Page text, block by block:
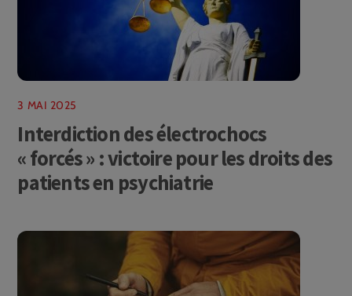
3 MAI 2025
Interdiction des électrochocs
« forcés » : victoire pour les droits des
patients en psychiatrie